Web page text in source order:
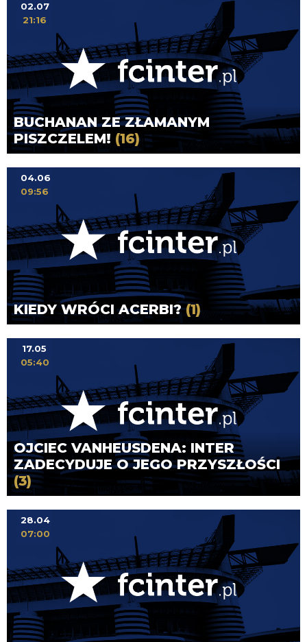
BUCHANAN ZE ZŁAMANYM
PISZCZELEM! (16)
02.07
21:16
KIEDY WRÓCI ACERBI?(1)
04.06
09:56
OJCIEC VANHEUSDENA: INTER
ZADECYDUJE O JEGO PRZYSZŁOŚCI
(3)
17.05
05:40
28.04
07:00